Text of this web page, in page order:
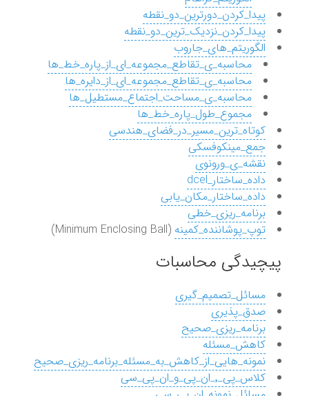
پیدا_کردن_دورترین_دو_نقطه
پیدا_کردن_نزدیک_ترین_دو_نقطه
الگوریتم_های_جاروب
محاسبه_ی_تقاطع_مجموعه_ای_از_پاره_خط_ها
محاسبه_ی_تقاطع_مجموعه_ای_از_دایره_ها
محاسبه_ی_مساحت_اجتماع_مستطیل_ها
مجموع_طول_پاره_خط_ها
کوتاه_ترین_مسیر_در_فضای_هندسی
جمع_مینکوفسکی
نقشه_ی_ورونوی
داده_ساختار_dcel
داده_ساختار_مکان_یابی
برنامه_ریزی_خطی
توپ_پوشاننده_کمینه (Minimum Enclosing Ball)
پیچیدگی محاسبات
مسائل_تصمیم_گیری
صدق_پذیری
برنامه_ریزی_صحیح
کاهش_مسئله
نمونه_هایی_از_کاهش_به_مسئله_برنامه_ریزی_صحیح
کلاس_پی_٬_ان_پی_و_ان_پی_سی